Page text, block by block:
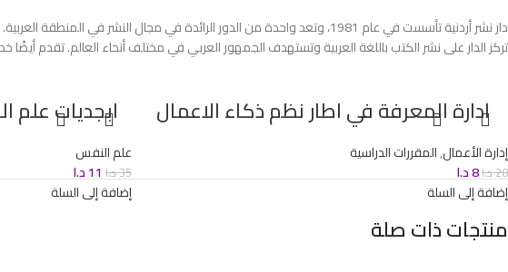
دار نشر أردنية تأسست في عام 1981، وتعد واحدة من الدور الرائدة في مجال النشر في المنطقة العربية. تقوم دار اليازوري بنشر العديد من الكتب في مجالات متنوعة مثل الأدب، الثقافة، التاريخ، العلوم، والدراسات الاجتماعية.
تركز الدار على نشر الكتب باللغة العربية وتستهدف الجمهور العربي في مختلف أنحاء العالم. تقدم
ادارة المعرفة في اطار نظم ذكاء الاعمال
إدارة الأعمال,المقررات الدراسية
28د.ا8د.ا
إضافة إلى السلة
ابجديات علم
علم النفس
35د.ا 11د.ا
إضافة إلى السلة
منتجات ذات صلة